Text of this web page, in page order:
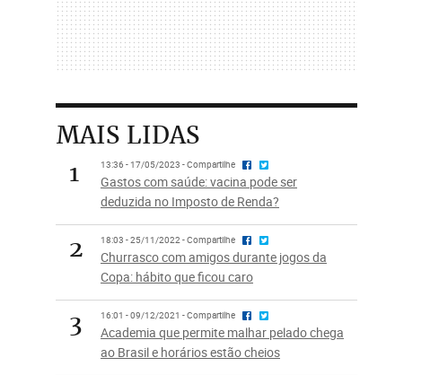
MAIS LIDAS
1
13:36 - 17/05/2023 - Compartilhe
Gastos com saúde: vacina pode ser
deduzida no Imposto de Renda?
2 18:03 - 25/11/2022 - Compartilhe
Churrasco com amigos durante jogos da
Copa: hábito que ficou caro
3 16:01 - 09/12/2021 - Compartilhe
Academia que permite malhar pelado chega
ao Brasil e horários estão cheios